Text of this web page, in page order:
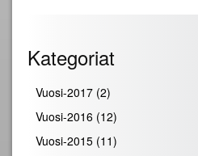
Kategoriat
Vuosi-2017 (2)
Vuosi-2016 (12)
Vuosi-2015 (11)